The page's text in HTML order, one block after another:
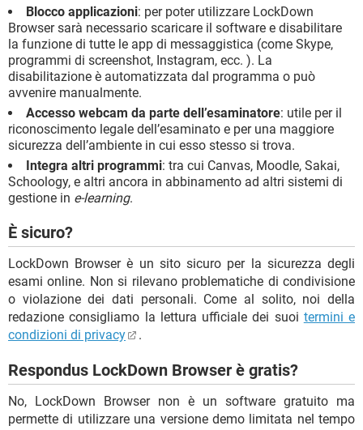
Blocco applicazioni: per poter utilizzare LockDown
Browser sarà necessario scaricare il software e disabilitare
la funzione di tutte le app di messaggistica (come Skype,
programmi di screenshot, Instagram, ecc. ). La
disabilitazione è automatizzata dal programma o può
avvenire manualmente.
Accesso webcam da parte dell’esaminatore: utile per il
riconoscimento legale dell’esaminato e per una maggiore
sicurezza dell’ambiente in cui esso stesso si trova.
Integra altri programmi: tra cui Canvas, Moodle, Sakai,
Schoology, e altri ancora in abbinamento ad altri sistemi di
gestione in e-learning.
È sicuro?
LockDown Browser è un sito sicuro per la sicurezza degli
esami online. Non si rilevano problematiche di condivisione
o violazione dei dati personali. Come al solito, noi della
redazione consigliamo la lettura ufficiale dei suoi termini e
condizioni di privacy
.
Respondus LockDown Browser è gratis?
No, LockDown Browser non è un software gratuito ma
permette di utilizzare una versione demo limitata nel tempo